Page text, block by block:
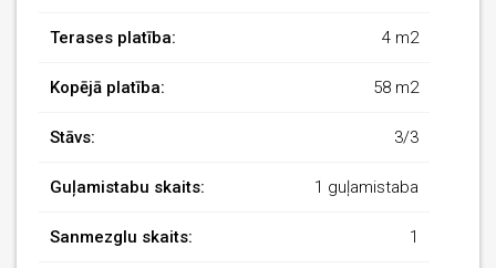
Terases platība: 4 m2
Kopējā platība: 58 m2
Stāvs: 3/3
Guļamistabu skaits: 1 guļamistaba
Sanmezglu skaits: 1